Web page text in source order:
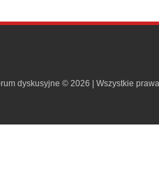
dyskusyjne © 2026 | Wszystkie